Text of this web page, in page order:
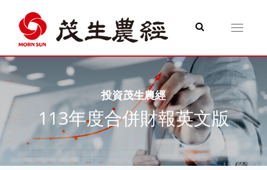
Toggle
投資茂生農經
113年度合併財報英文版